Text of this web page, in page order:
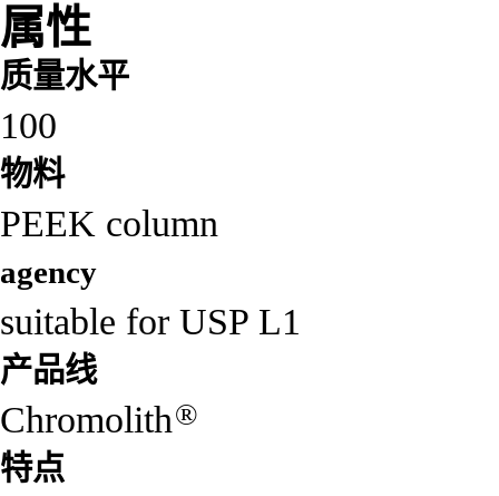
属性
质量水平
100
物料
PEEK column
agency
suitable for USP L1
产品线
Chromolith®
特点